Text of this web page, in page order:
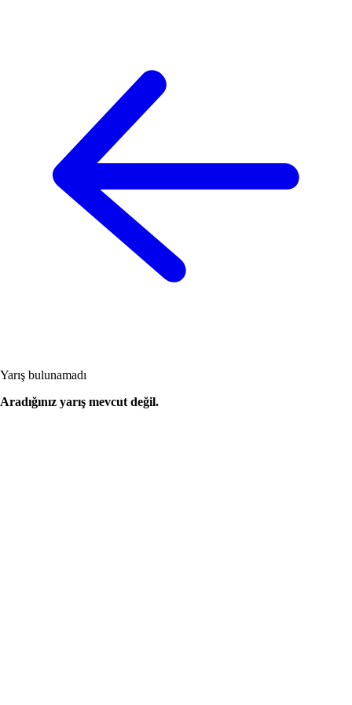
Yarış bulunamadı
Aradığınız yarış mevcut değil.